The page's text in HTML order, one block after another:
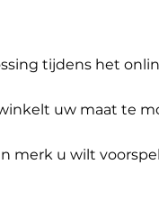
tijdens het
uw maat te
merk u wilt